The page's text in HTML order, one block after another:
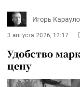
Игорь
3 августа 2026, 12:17
Удобство
цену